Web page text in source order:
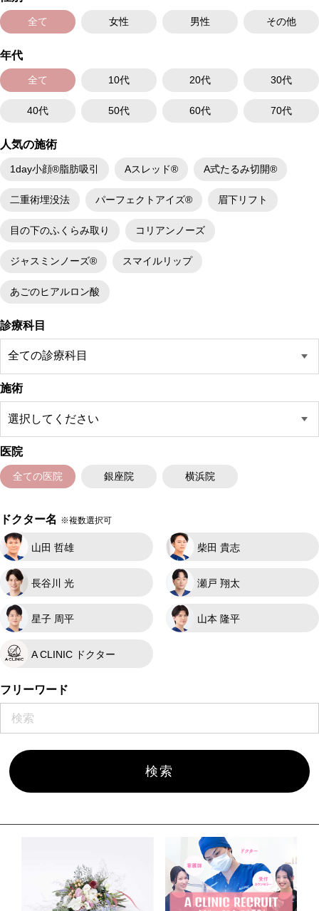
全て 女性 男性 その他
年代
全て 10代 20代 30代
40代 50代 60代 70代
人気の施術
1day小顔®脂肪吸引 Aスレッド® A式たるみ切開®
二重術埋没法 パーフェクトアイズ® 眉下リフト
目の下のふくらみ取り コリアンノーズ
ジャスミンノーズ® スマイルリップ
あごのヒアルロン酸
診療科目
施術
医院
全ての医院 銀座院 横浜院
ドクター名 ※複数選択可
山田 哲雄 柴田 貴志
長谷川 光 瀬戸 翔太
星子 周平 山本 隆平
A CLINIC ドクター
フリーワード